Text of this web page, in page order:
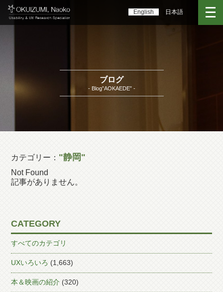
English 日本語
ブログ
- Blog”AOKAEDE” -
カテゴリー： "静岡"
Not Found
記事がありません。
CATEGORY
すべてのカテゴリ
UXいろいろ (1,663)
本＆映画の紹介 (320)